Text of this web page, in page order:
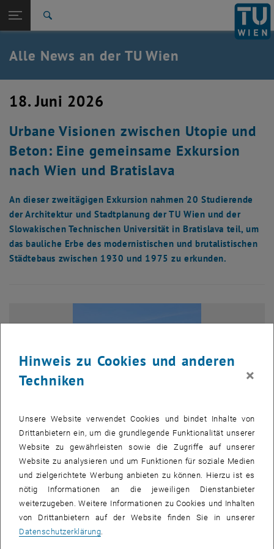
TU Login
Quicklinks
Quicklinks-Menü umschalten
Studium
Karriere
Zurück: Subseiten von TU Wien Startseite auflisten
Zurück zur letzten Ebene:
TU Wien Startseite
Übersicht
Alle News an der TU Wien
18. Juni 2026
Urbane Visionen zwischen Utopie und
Beton: Eine gemeinsame Exkursion
nach Wien und Bratislava
An dieser zweitägigen Exkursion nahmen 20 Studierende
der Architektur und Stadtplanung der TU Wien und der
Slowakischen Technischen Universität in Bratislava teil, um
das bauliche Erbe des modernistischen und brutalistischen
Städtebaus zwischen 1930 und 1975 zu erkunden.
Bild
© Hartmut Dumke
Hinweis zu Cookies und anderen
Techniken
×
Unsere Website verwendet Cookies und bindet Inhalte von
Drittanbietern ein, um die grundlegende Funktionalität unserer
Website zu gewährleisten sowie die Zugriffe auf unserer
Website zu analysieren und um Funktionen für soziale Medien
und zielgerichtete Werbung anbieten zu können. Hierzu ist es
nötig Informationen an die jeweiligen Dienstanbieter
weiterzugeben. Weitere Informationen zu Cookies und Inhalten
von Drittanbietern auf der Website finden Sie in unserer
Datenschutzerklärung